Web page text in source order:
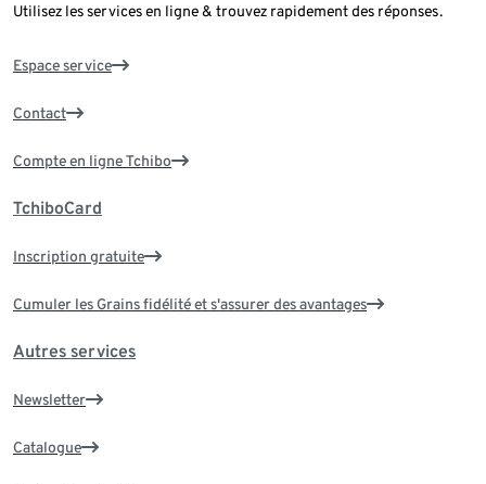
Utilisez les services en ligne & trouvez rapidement des réponses.
Espace service
Contact
Compte en ligne Tchibo
TchiboCard
Inscription gratuite
Cumuler les Grains fidélité et s'assurer des avantages
Autres services
Newsletter
Catalogue